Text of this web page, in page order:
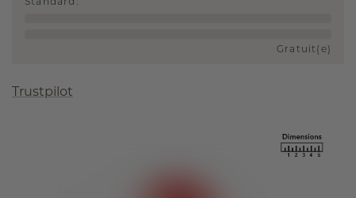
Standard :
Gratuit(e)
Trustpilot